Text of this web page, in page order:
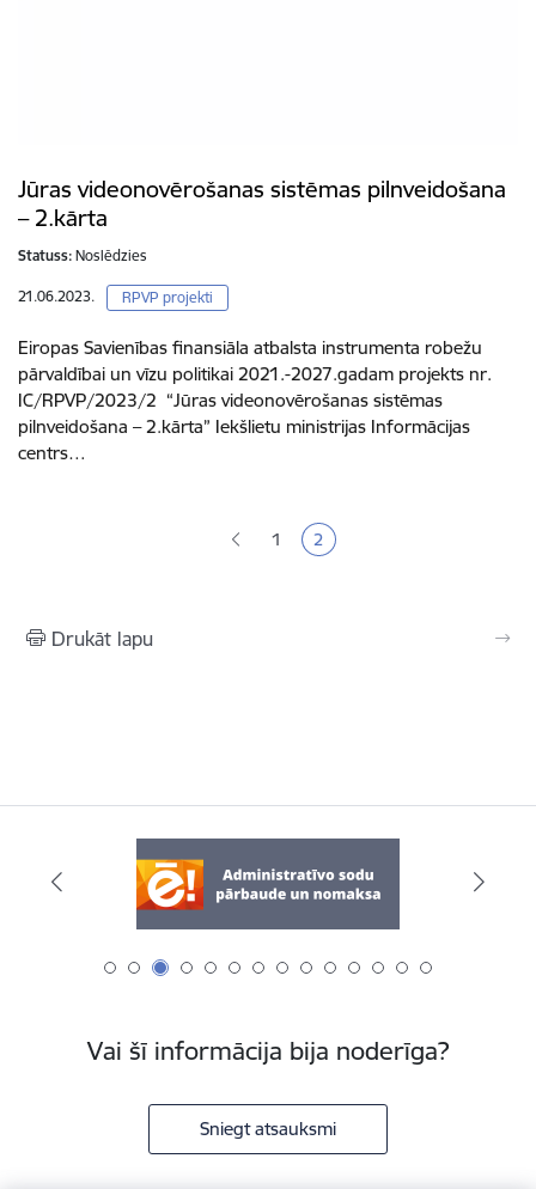
Jūras videonovērošanas sistēmas pilnveidošana
– 2.kārta
Statuss: Noslēdzies
21.06.2023. RPVP projekti
Eiropas Savienības finansiāla atbalsta instrumenta robežu
pārvaldībai un vīzu politikai 2021.-2027.gadam projekts nr.
IC/RPVP/2023/2 “Jūras videonovērošanas sistēmas
pilnveidošana – 2.kārta” Iekšlietu ministrijas Informācijas
centrs…
Lapa
1 Pašreizējā lapa
2
Drukāt lapu
Vai šī informācija bija noderīga?
Sniegt atsauksmi